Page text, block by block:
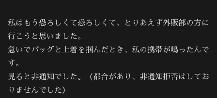
私はもう恐ろしくて恐ろしくて、とりあえず外販部の方に
行こうと思いました。
急いでバッグと上着を掴んだとき、私の携帯が鳴ったんで
す。
見ると非通知でした。（都合があり、非通知拒否はしてお
りませんでした）